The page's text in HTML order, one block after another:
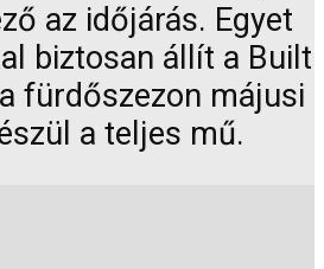
az időjárás. Egyet
biztosan állít a Built
fürdőszezon májusi
a teljes mű.